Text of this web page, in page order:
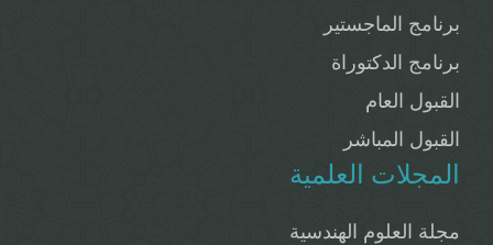
برنامج الماجستير
برنامج الدكتوراة
القبول العام
القبول المباشر
المجلات العلمية
مجلة العلوم الهندسية